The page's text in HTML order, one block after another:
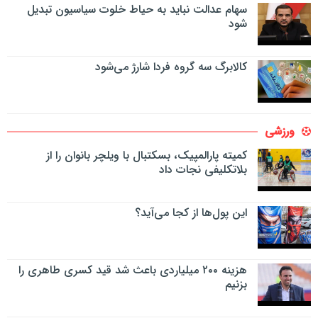
سهام عدالت نباید به حیاط خلوت سیاسیون تبدیل
شود
کالابرگ سه گروه فردا شارژ می‌شود
ورزشی
کمیته پارالمپیک، بسکتبال با ویلچر بانوان را از
بلاتکلیفی نجات داد
این پول‌ها از کجا می‌آید؟
هزینه ۲۰۰ میلیاردی باعث شد قید کسری طاهری را
بزنیم